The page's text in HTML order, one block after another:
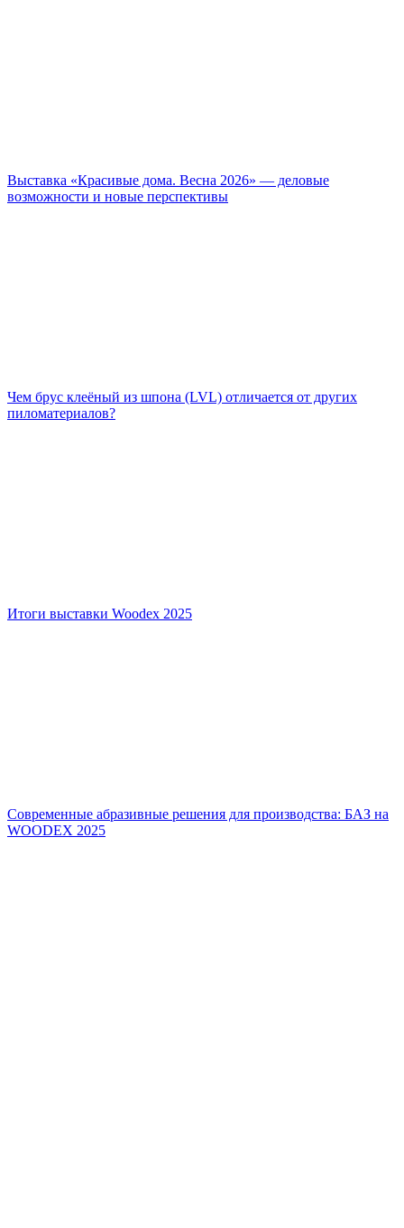
Выставка «Красивые дома. Весна 2026» — деловые
возможности и новые перспективы
Чем брус клеёный из шпона (LVL) отличается от других
пиломатериалов?
Итоги выставки Woodex 2025
Современные абразивные решения для производства: БАЗ на
WOODEX 2025